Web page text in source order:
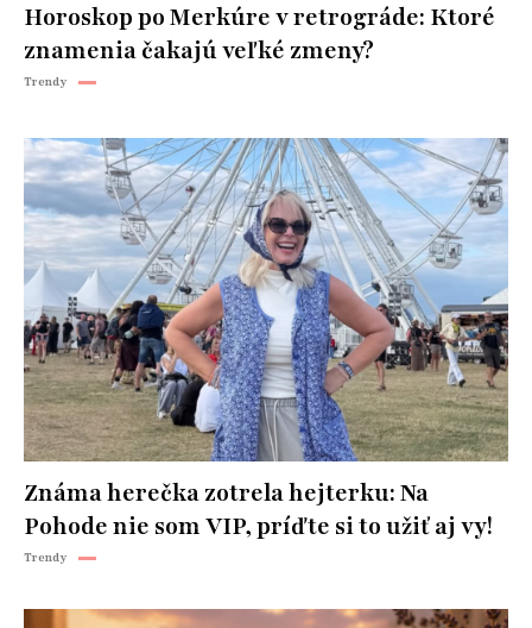
Horoskop po Merkúre v retrográde: Ktoré
znamenia čakajú veľké zmeny?
Trendy
Známa herečka zotrela hejterku: Na
Pohode nie som VIP, príďte si to užiť aj vy!
Trendy